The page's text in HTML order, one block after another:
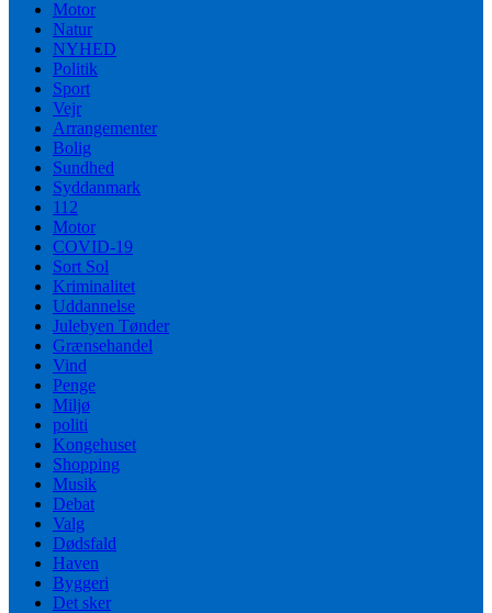
Motor
Natur
NYHED
Politik
Sport
Vejr
Arrangementer
Bolig
Sundhed
Syddanmark
112
Motor
COVID-19
Sort Sol
Kriminalitet
Uddannelse
Julebyen Tønder
Grænsehandel
Vind
Penge
Miljø
politi
Kongehuset
Shopping
Musik
Debat
Valg
Dødsfald
Haven
Byggeri
Det sker